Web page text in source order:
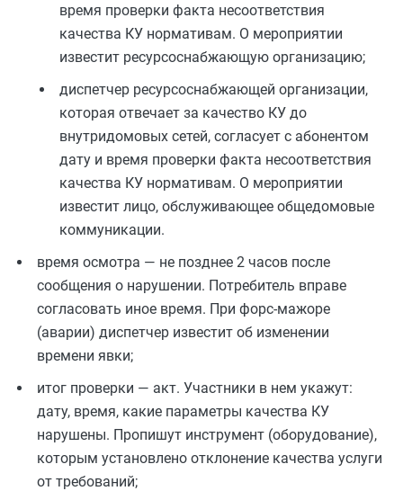
время проверки факта несоответствия
качества КУ нормативам. О мероприятии
известит ресурсоснабжающую организацию;
диспетчер ресурсоснабжающей организации,
которая отвечает за качество КУ до
внутридомовых сетей, согласует с абонентом
дату и время проверки факта несоответствия
качества КУ нормативам. О мероприятии
известит лицо, обслуживающее общедомовые
коммуникации.
время осмотра — не позднее 2 часов после
сообщения о нарушении. Потребитель вправе
согласовать иное время. При форс-мажоре
(аварии) диспетчер известит об изменении
времени явки;
итог проверки — акт. Участники в нем укажут:
дату, время, какие параметры качества КУ
нарушены. Пропишут инструмент (оборудование),
которым установлено отклонение качества услуги
от требований;